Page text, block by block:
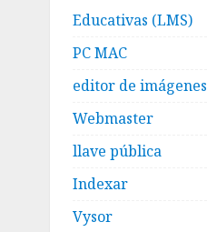
Educativas (LMS)
PC MAC
editor de imágenes
Webmaster
llave pública
Indexar
Vysor